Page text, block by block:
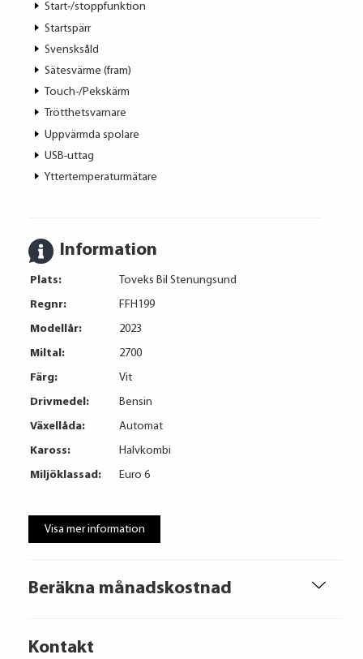
Start-/stoppfunktion
Startspärr
Svensksåld
Sätesvärme (fram)
Touch-/Pekskärm
Trötthetsvarnare
Uppvärmda spolare
USB-uttag
Yttertemperaturmätare
Beräkna månadskostnad
Information
Plats:
Toveks Bil Stenungsund
Regnr:
FFH199
Modellår:
2023
Miltal:
2700
Färg:
Vit
Drivmedel:
Bensin
Växellåda:
Automat
Kaross:
Halvkombi
Miljöklassad:
Euro 6
Visa mer information
Kontakt